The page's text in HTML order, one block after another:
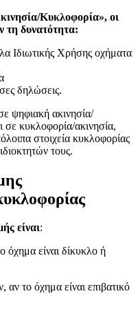
Κυκλοφορία», οι
τη δυνατότητα:
Ιδιωτικής Χρήσης οχήματα
δηλώσεις.
ψηφιακή ακινησία/
σε κυκλοφορία/ακινησία,
στοιχεία κυκλοφορίας
τους.
είναι:
όχημα είναι δίκυκλο ή
το όχημα είναι επιβατικό